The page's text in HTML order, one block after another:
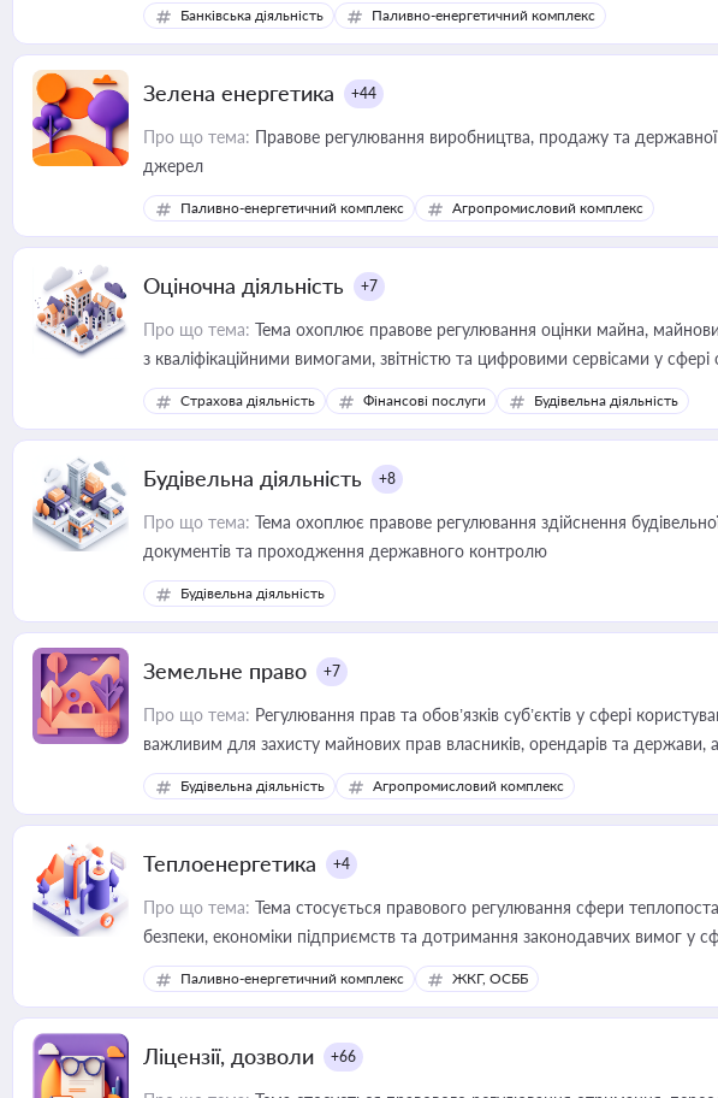
Банківська діяльність Паливно-енергетичний комплекс
Зелена енергетика +44
Про що тема: Правове регулювання виробництва, продажу та державної
джерел
Паливно-енергетичний комплекс Агропромисловий комплекс
Оціночна діяльність +7
Про що тема: Тема охоплює правове регулювання оцінки майна,
з кваліфікаційними вимогами, звітністю та цифровими сервісами у
медійних змін у цій сфері корисне для власника бізнесу, керівника,
приватизації, оренди державного майна, корпоративних угод і перевірки
Страхова діяльність Фінансові послуги Будівельна діяльність
Будівельна діяльність +8
Про що тема: Тема охоплює правове регулювання здійснення
документів та проходження державного контролю
Будівельна діяльність
Земельне право +7
Про що тема: Регулювання прав та обов’язків суб’єктів у сфері
важливим для захисту майнових прав власників, орендарів та
ресурсами
Будівельна діяльність Агропромисловий комплекс
Теплоенергетика +4
Про що тема: Тема стосується правового регулювання сфери
безпеки, економіки підприємств та дотримання законодавчих вимог у
Паливно-енергетичний комплекс ЖКГ, ОСББ
Ліцензії, дозволи +66